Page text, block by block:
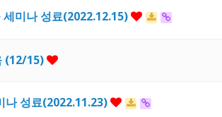
미나 성료(2022.12.15)
(12/15)
나 성료(2022.11.23)